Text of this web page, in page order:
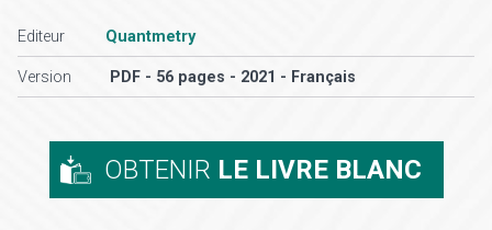
Editeur Quantmetry
Version PDF - 56 pages - 2021 - Français
OBTENIR LE LIVRE BLANC